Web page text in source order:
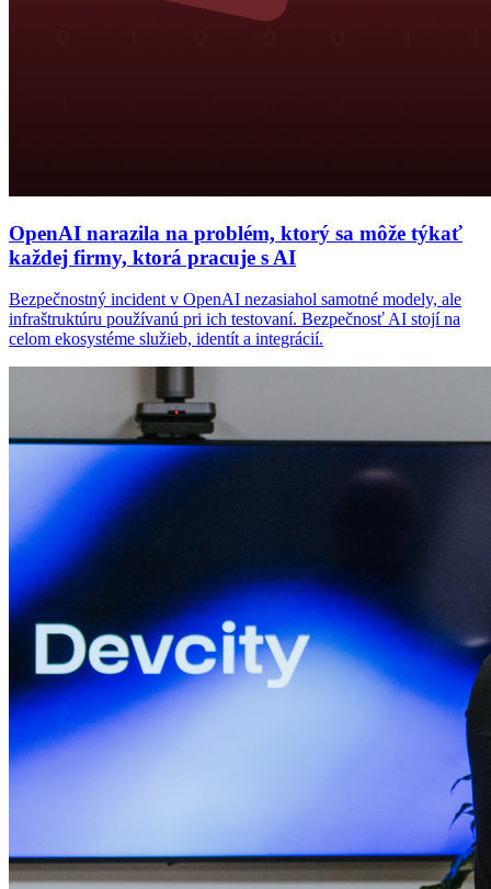
OpenAI narazila na problém, ktorý sa môže týkať
každej firmy, ktorá pracuje s AI
Bezpečnostný incident v OpenAI nezasiahol samotné modely, ale
infraštruktúru používanú pri ich testovaní. Bezpečnosť AI stojí na
celom ekosystéme služieb, identít a integrácií.